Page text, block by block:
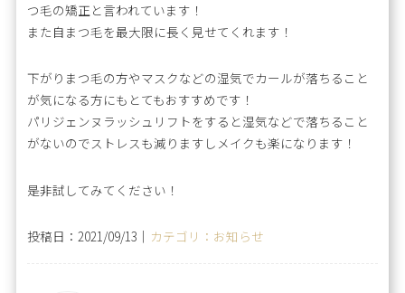
つ毛の矯正と言われています！
また自まつ毛を最大限に長く見せてくれます！
下がりまつ毛の方やマスクなどの湿気でカールが落ちること
が気になる方にもとてもおすすめです！
パリジェンヌラッシュリフトをすると湿気などで落ちること
がないのでストレスも減りますしメイクも楽になります！
是非試してみてください！
投稿日：2021/09/13｜ カテゴリ：お知らせ